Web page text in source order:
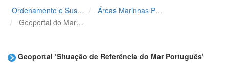
Ordenamento e Sustentabilidade
Áreas Marinhas Protegidas
Geoportal do Mar Português
Geoportal ‘Situação de Referência do Mar Português’